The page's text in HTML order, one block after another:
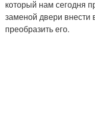
который нам сегодня
заменой двери внести
преобразить его.